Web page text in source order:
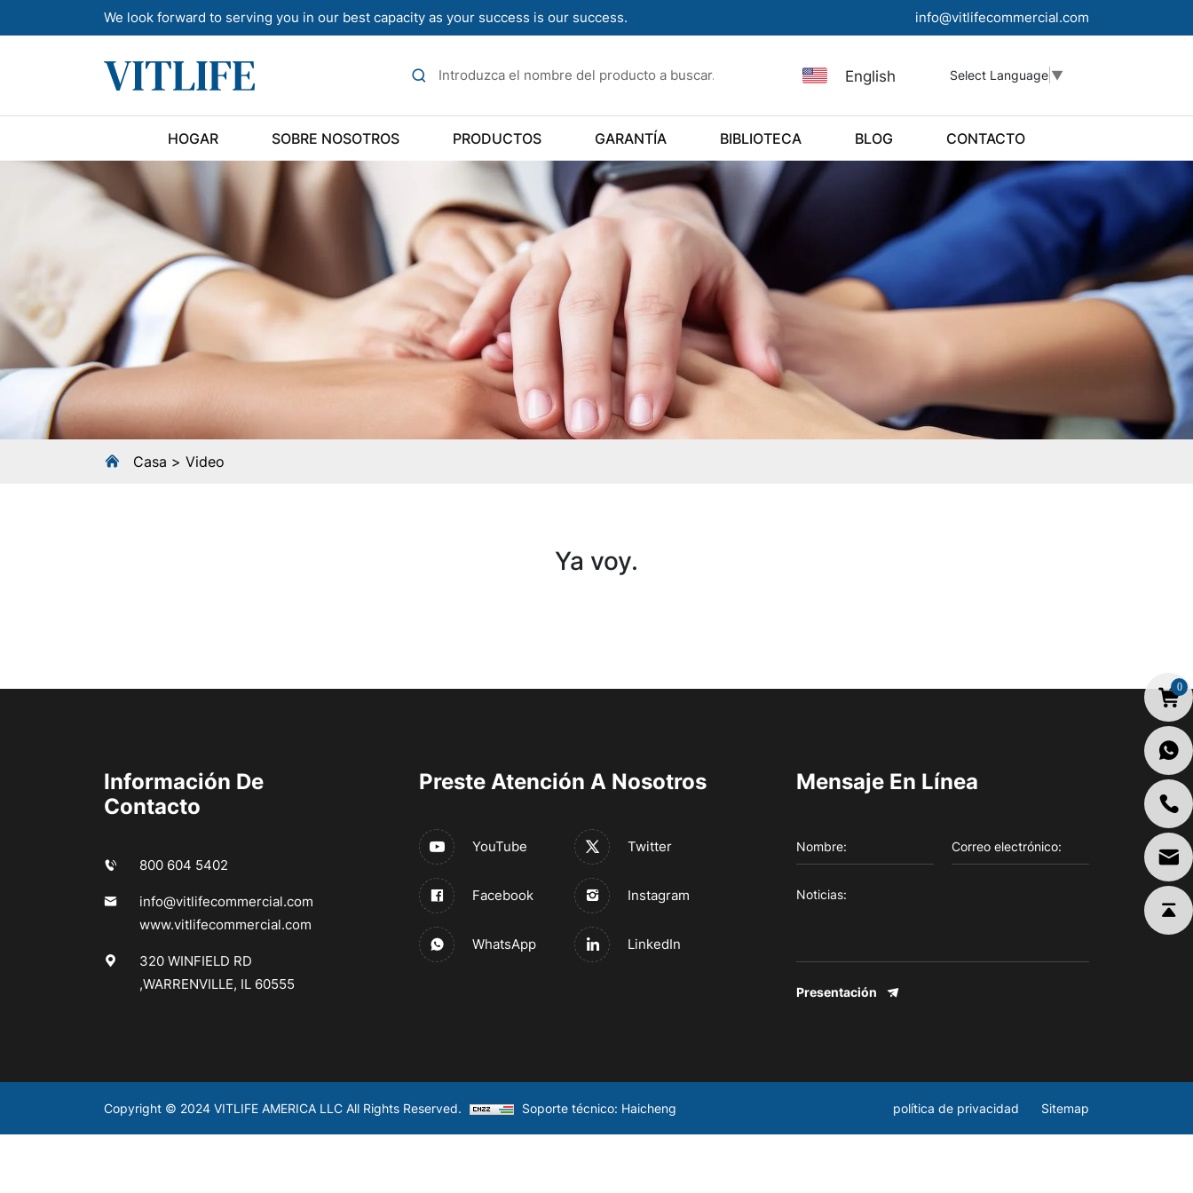
We look forward to serving you in our best capacity as your success is our success. info@vitlifecommercial.com
Select Language ▼
English
HOGAR SOBRE NOSOTROS PRODUCTOS GARANTÍA BIBLIOTECA BLOG CONTACTO
Casa Video
Ya voy.
Información De
Contacto
800 604 5402
info@vitlifecommercial.com
www.vitlifecommercial.com
320 WINFIELD RD
,WARRENVILLE, IL 60555
Preste Atención A Nosotros
YouTube Twitter
Facebook Instagram
WhatsApp LinkedIn
Mensaje En Línea
Presentación
Copyright © 2024 VITLIFE AMERICA LLC All Rights Reserved. Soporte técnico: Haicheng política de privacidad Sitemap
0